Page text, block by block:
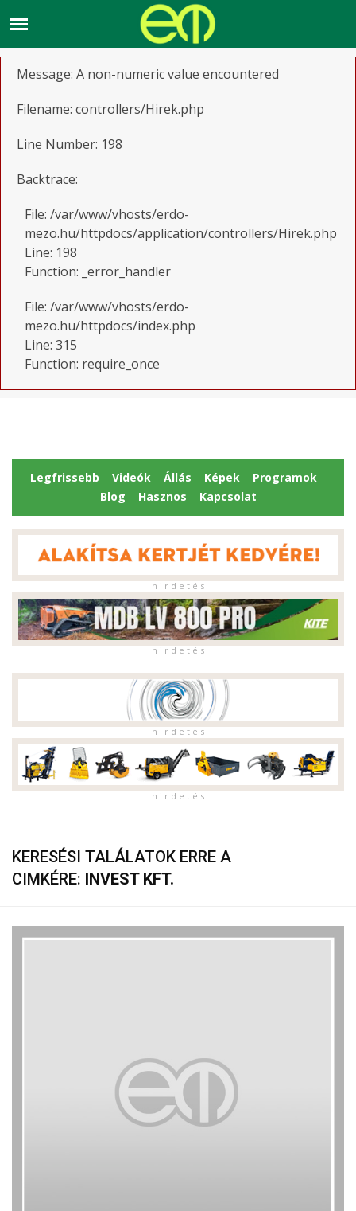
A PHP Error was encountered
Message: A non-numeric value encountered
Filename: controllers/Hirek.php
Line Number: 198
Backtrace:
File: /var/www/vhosts/erdo-
mezo.hu/httpdocs/application/controllers/Hirek.php
Line: 198
Function: _error_handler
File: /var/www/vhosts/erdo-
mezo.hu/httpdocs/index.php
Line: 315
Function: require_once
Legfrissebb Videók Állás Képek
Programok
Blog
Hasznos Kapcsolat
h i r d e t é s
h i r d e t é s
h i r d e t é s
h i r d e t é s
KERESÉSI TALÁLATOK ERRE A
CIMKÉRE: INVEST KFT.